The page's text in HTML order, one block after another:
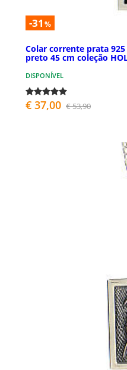
-31 %
Colar corrente prata
preto 45 cm coleção
DISPONÍVEL
€ 37,00 € 53,90